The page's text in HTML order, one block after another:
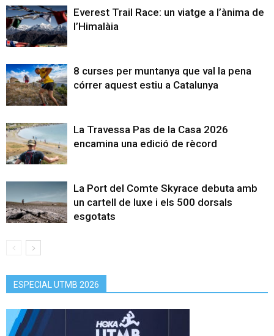
Everest Trail Race: un viatge a l’ànima de
l’Himalàia
8 curses per muntanya que val la pena
córrer aquest estiu a Catalunya
La Travessa Pas de la Casa 2026
encamina una edició de rècord
La Port del Comte Skyrace debuta amb
un cartell de luxe i els 500 dorsals
esgotats
ESPECIAL UTMB 2026